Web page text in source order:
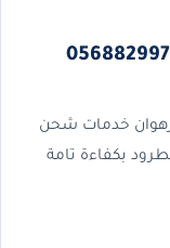
شحن من جدة إلى تركيا 0568829975
خدمات شحن
بكفاءة تامة